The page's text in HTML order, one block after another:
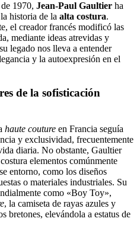
1970, Jean-Paul Gaultier ha
historia de la alta costura.
el creador francés modificó las
mediante ideas atrevidas y
legado nos lleva a entender
y la autoexpresión en el
de la sofisticación
haute couture en Francia seguía
y exclusividad, frecuentemente
diaria. No obstante, Gaultier
elementos comúnmente
entorno, como los diseños
o materiales industriales. Su
como «Boy Toy»,
, la camiseta de rayas azules y
bretones, elevándola a estatus de